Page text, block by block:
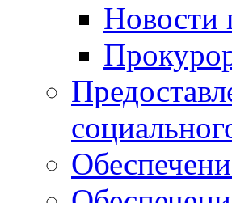
Новости